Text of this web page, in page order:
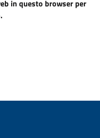
in questo browser per